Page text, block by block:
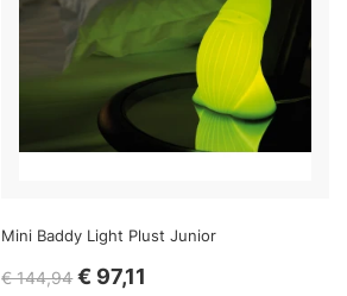
Mini Baddy Light Plust Junior
€ 144,94 € 97,11